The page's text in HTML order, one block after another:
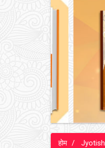
होम Jyotish